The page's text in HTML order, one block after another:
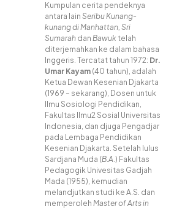
Kumpulan cerita pendeknya
antara lain Seribu Kunang-
kunang di Manhattan, Sri
Sumarah dan Bawuk telah
diterjemahkan ke dalam bahasa
Inggeris. Tercatat tahun 1972: Dr.
Umar Kayam (40 tahun), adalah
Ketua Dewan Kesenian Djakarta
(1969 – sekarang), Dosen untuk
Ilmu Sosiologi Pendidikan,
Fakultas Ilmu2 Sosial Universitas
Indonesia, dan djuga Pengadjar
pada Lembaga Pendidikan
Kesenian Djakarta. Setelah lulus
Sardjana Muda (B.A.) Fakultas
Pedagogik Univesitas Gadjah
Mada (1955), kemudian
melandjutkan studi ke A.S. dan
memperoleh Master of Arts in